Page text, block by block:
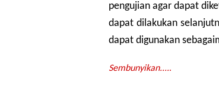
pengujian agar dapat
dapat dilakukan
dapat digunakan
Sembunyikan.....